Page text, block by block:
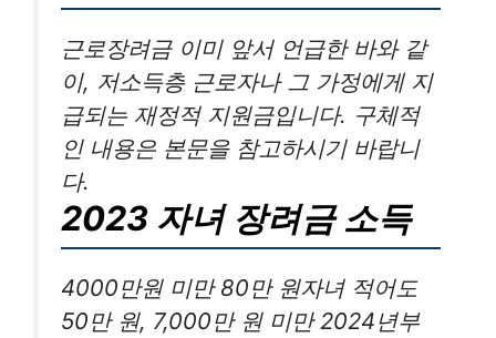
근로장려금 이미 앞서 언급한 바와 같
이, 저소득층 근로자나 그 가정에게 지
급되는 재정적 지원금입니다. 구체적
인 내용은 본문을 참고하시기 바랍니
다.
2023 자녀 장려금 소득
4000만원 미만 80만 원자녀 적어도
50만 원, 7,000만 원 미만 2024년부